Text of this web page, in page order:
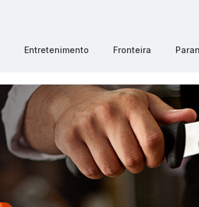
Entretenimento Fronteira